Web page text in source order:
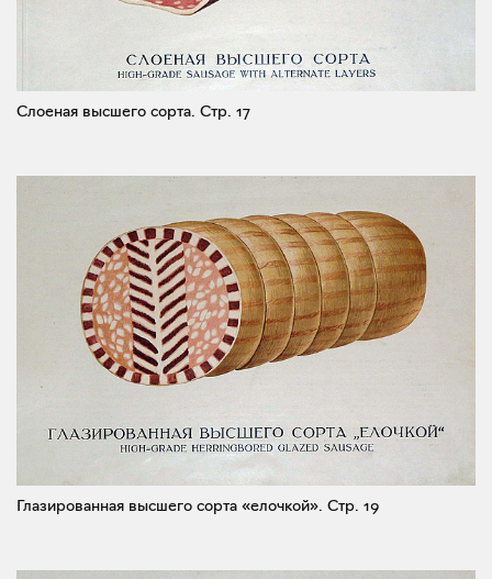
Слоеная высшего сорта. Стр. 17
Глазированная высшего сорта «елочкой». Стр. 19